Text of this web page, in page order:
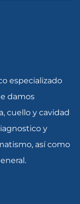
especializado
damos
cuello y cavidad
y
así como